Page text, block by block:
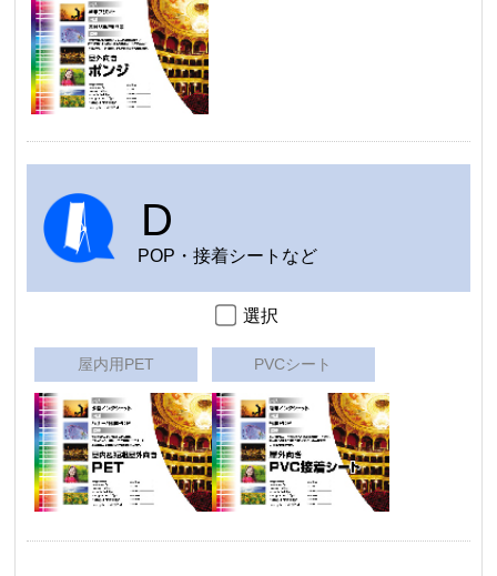
D
POP・接着シートなど
選択
屋内用PET PVCシート